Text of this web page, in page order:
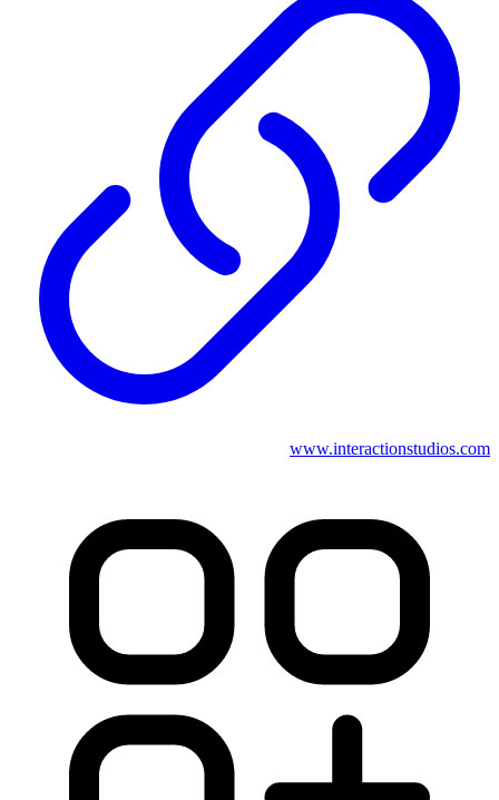
www.interactionstudios.com